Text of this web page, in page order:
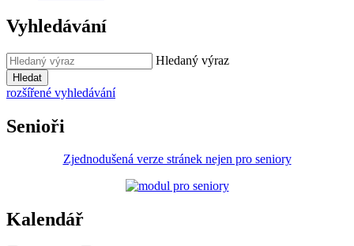
Vyhledávání
Hledaný výraz
Hledat
rozšířené vyhledávání
Senioři
Zjednodušená verze stránek nejen pro seniory
Kalendář